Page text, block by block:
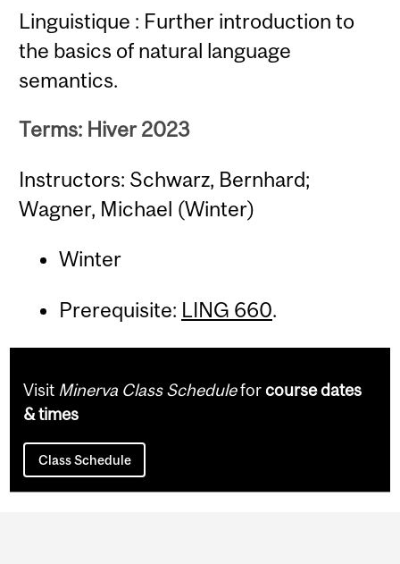
Linguistique : Further introduction to
the basics of natural language
semantics.
Terms: Hiver 2023
Instructors: Schwarz, Bernhard;
Wagner, Michael (Winter)
Winter
Prerequisite: LING 660.
Visit Minerva Class Scheduleforcourse dates
& times
Class Schedule